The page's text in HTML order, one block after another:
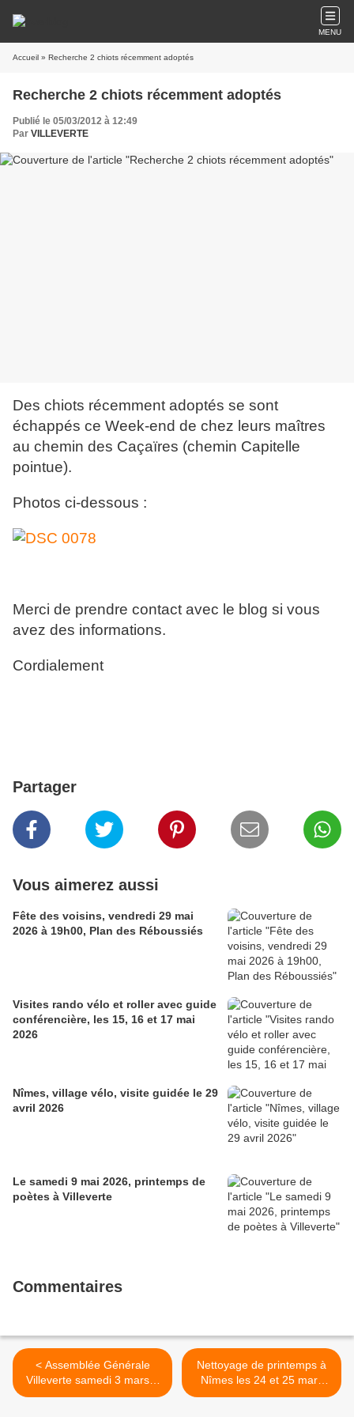
MENU
Accueil » Recherche 2 chiots récemment adoptés
Recherche 2 chiots récemment adoptés
Publié le 05/03/2012 à 12:49
Par VILLEVERTE
Des chiots récemment adoptés se sont
échappés ce Week-end de chez leurs maîtres
au chemin des Caçaïres (chemin Capitelle
pointue).
Photos ci-dessous :
Merci de prendre contact avec le blog si vous
avez des informations.
Cordialement
Partager
Vous aimerez aussi
Fête des voisins, vendredi 29 mai
2026 à 19h00, Plan des Réboussiés
Visites rando vélo et roller avec guide
conférencière, les 15, 16 et 17 mai
2026
Nîmes, village vélo, visite guidée le 29
avril 2026
Le samedi 9 mai 2026, printemps de
poètes à Villeverte
Commentaires
< Assemblée Générale
Villeverte samedi 3 mars à
9H30
Nettoyage de printemps à
Nîmes les 24 et 25 mars
2012 >